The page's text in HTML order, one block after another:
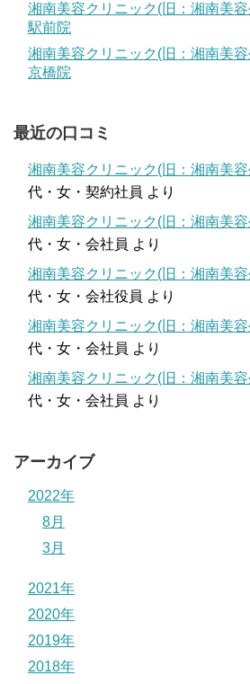
湘南美容クリニック(旧：湘南美
駅前院
湘南美容クリニック(旧：湘南美
京橋院
最近の口コミ
湘南美容クリニック(旧：湘南美
代・女・契約社員 より
湘南美容クリニック(旧：湘南美
代・女・会社員 より
湘南美容クリニック(旧：湘南美
代・女・会社役員 より
湘南美容クリニック(旧：湘南美
代・女・会社員 より
湘南美容クリニック(旧：湘南美
代・女・会社員 より
アーカイブ
2022年
8月
3月
2021年
2020年
2019年
2018年